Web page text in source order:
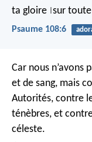
ta gloire sur
Psaume 108:6
Car nous n’avons
et de sang, mais
Autorités, contre
ténèbres, et
céleste.